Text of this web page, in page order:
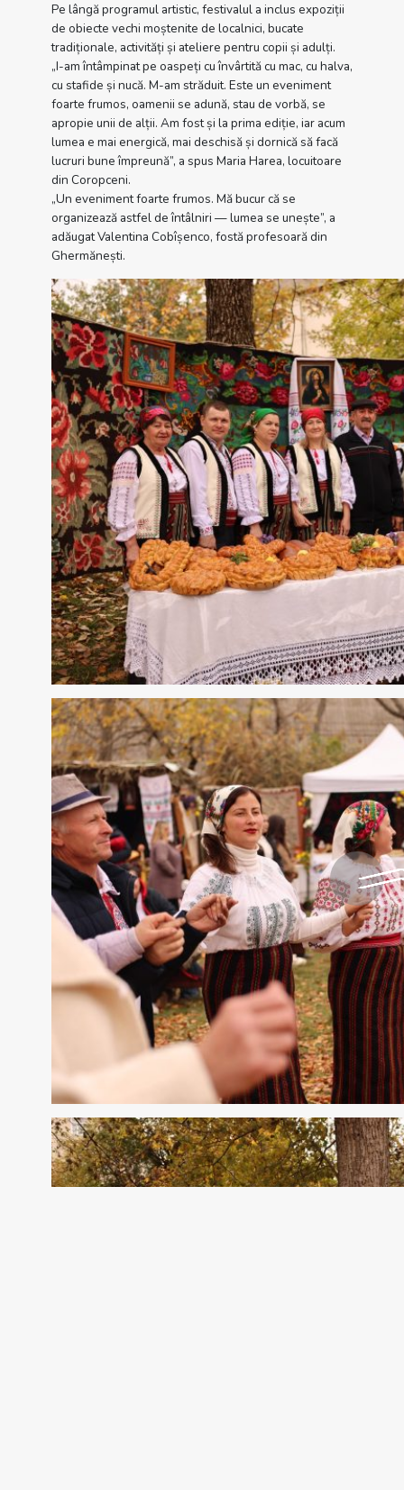
Pe lângă programul artistic, festivalul a inclus expoziții
de obiecte vechi moștenite de localnici, bucate
tradiționale, activități și ateliere pentru copii și adulți.
„I-am întâmpinat pe oaspeți cu învârtită cu mac, cu halva,
cu stafide și nucă. M-am străduit. Este un eveniment
foarte frumos, oamenii se adună, stau de vorbă, se
apropie unii de alții. Am fost și la prima ediție, iar acum
lumea e mai energică, mai deschisă și dornică să facă
lucruri bune împreună”, a spus Maria Harea, locuitoare
din Coropceni.
„Un eveniment foarte frumos. Mă bucur că se
organizează astfel de întâlniri — lumea se unește”, a
adăugat Valentina Cobîșenco, fostă profesoară din
Ghermănești.